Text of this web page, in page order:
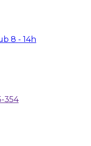
8 - 14h
354